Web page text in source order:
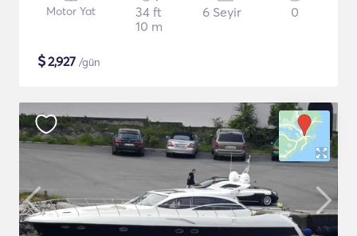
Motor Yat
34 ft
10 m
6 Seyir 0
$2,927 /gün